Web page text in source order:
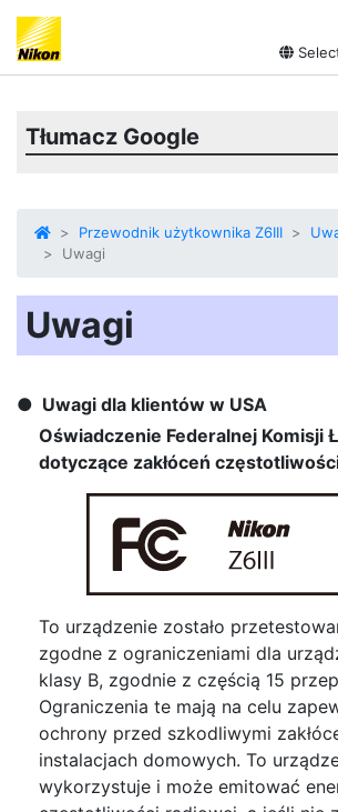
Tłumacz Google
Przewodnik użytkownika Z6III
Uwagi
Uwagi
Uwagi dla klientów w USA
Oświadczenie Federalnej Komisji
dotyczące zakłóceń
To urządzenie zostało
zgodne z ograniczeniami dla
klasy B, zgodnie z częścią 15
Ograniczenia te mają na celu
ochrony przed szkodliwymi
instalacjach domowych. To
wykorzystuje i może emitować